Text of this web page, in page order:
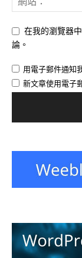
在我的瀏覽器
論。
用電子郵件通知
新文章使用電子